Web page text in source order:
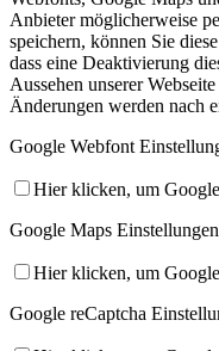
Anbieter möglicherweise
speichern, können Sie
dass eine Deaktivierung
Aussehen unserer
Änderungen werden nach
Google Webfont
Hier klicken, um
Google Maps
Hier klicken, um
Google reCaptcha